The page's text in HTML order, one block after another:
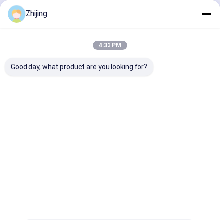
Scele di carburo di tungsteno
macchine per la lavorazione dei materiali plastici
Zhijing
4:33 PM
Good day, what product are you looking for?